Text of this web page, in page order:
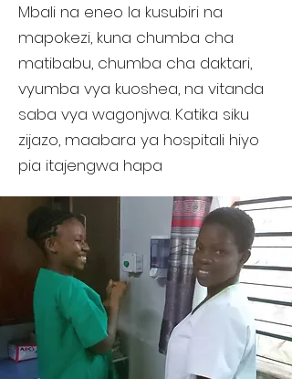
Mbali na eneo la kusubiri na
mapokezi, kuna chumba cha
matibabu, chumba cha daktari,
vyumba vya kuoshea, na vitanda
saba vya wagonjwa. Katika siku
zijazo, maabara ya hospitali hiyo
pia itajengwa hapa